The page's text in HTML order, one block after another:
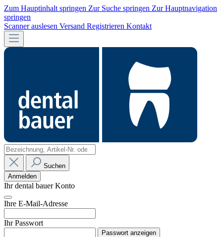
Zum Hauptinhalt springen Zur Suche springen Zur Hauptnavigation
springen
Scanner auslesen Versand Registrieren Kontakt
Suchen
Anmelden
Ihr dental bauer Konto
Ihre E-Mail-Adresse
Ihr Passwort
Passwort anzeigen